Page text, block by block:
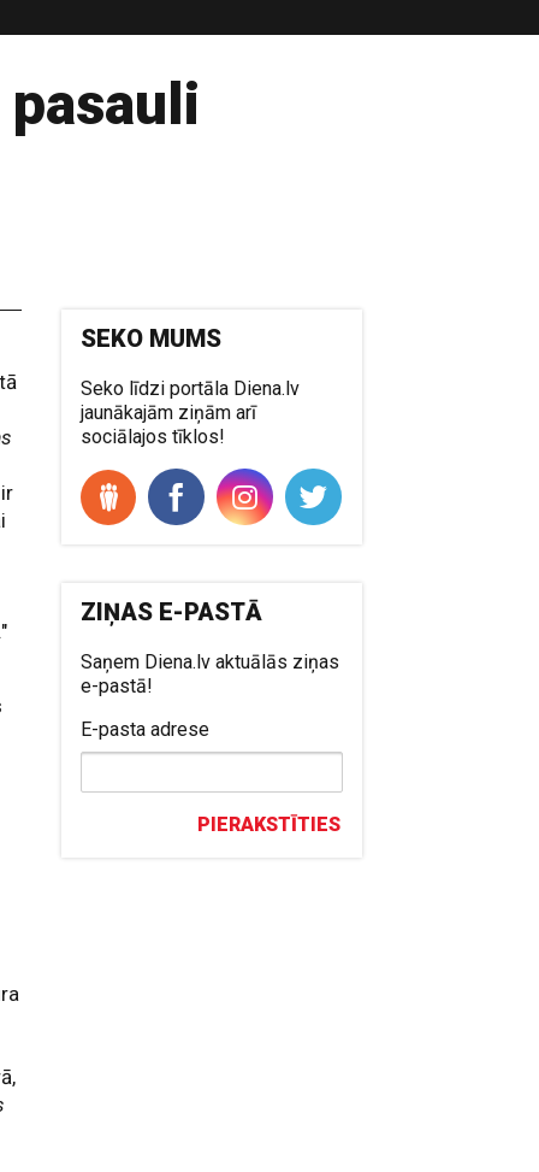
SEKO MUMS
Seko līdzi portāla Diena.lv
jaunākajām ziņām arī
sociālajos tīklos!
ZIŅAS E-PASTĀ
Saņem Diena.lv aktuālās ziņas
e-pastā!
E-pasta adrese
PIERAKSTĪTIES